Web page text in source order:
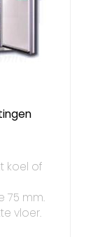
koel of
75 mm.
vloer.